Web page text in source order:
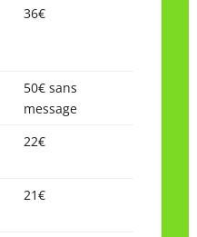
36€
50€ sans
message
22€
21€